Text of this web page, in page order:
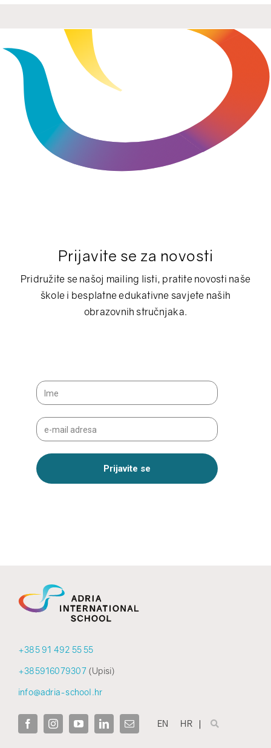
Prijavite se za novosti
Pridružite se našoj mailing listi, pratite novosti naše
škole i besplatne edukativne savjete naših
obrazovnih stručnjaka.
+385 91 492 55 55
+385916079307(Upisi)
info@adria-school.hr
EN HR